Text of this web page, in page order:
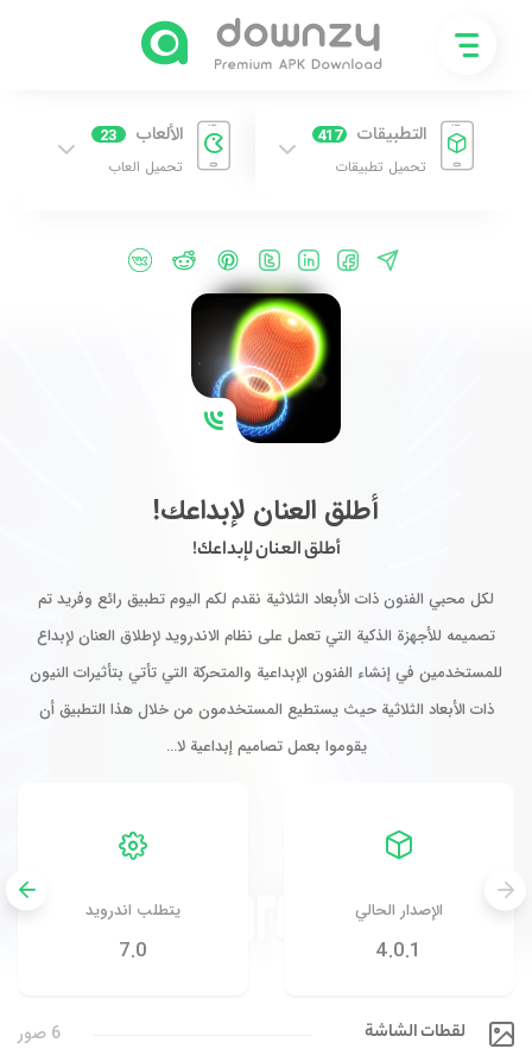
التطبيقات 417
تحميل تطبيقات
الألعاب 23
تحميل العاب
أطلق العنان لإبداعك!
أطلق العنان لإبداعك!
لكل محبي الفنون ذات الأبعاد الثلاثية نقدم لكم اليوم تطبيق رائع وفريد تم
تصميمه للأجهزة الذكية التي تعمل على نظام الاندرويد لإطلاق العنان لإبداع
للمستخدمين في إنشاء الفنون الإبداعية والمتحركة التي تأتي بتأثيرات النيون
ذات الأبعاد الثلاثية حيث يستطيع المستخدمون من خلال هذا التطبيق أن
يقوموا بعمل تصاميم إبداعية لا…
الإصدار الحالي
4.0.1
يتطلب اندرويد
7.0
لقطات الشاشة 6 صور